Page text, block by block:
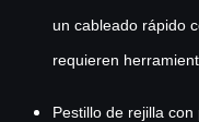
un cableado rápido
requieren
Pestillo de rejilla